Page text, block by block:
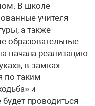
В школе
учителя
а также
образовательные
начала реализацию
в рамках
по таким
и
проводиться